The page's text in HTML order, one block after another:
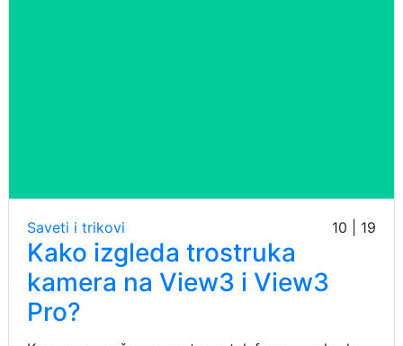
Saveti i trikovi 10 | 19
Kako izgleda trostruka
kamera na View3 i View3
Pro?